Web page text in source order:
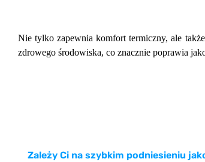
Nie tylko zapewnia komfort termiczny, ale
zdrowego środowiska, co znacznie poprawia
Zależy Ci na szybkim podniesieniu